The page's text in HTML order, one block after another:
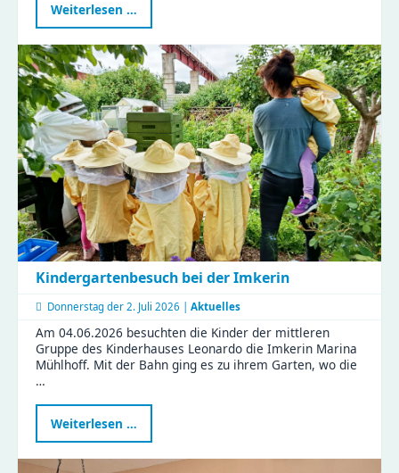
Weiterlesen …
zum
Anfassen
-
ein
Vormittag
voller
Aha-
Momente
Kindergartenbesuch bei der Imkerin
Donnerstag der 2. Juli 2026 | Aktuelles
Am 04.06.2026 besuchten die Kinder der mittleren
Gruppe des Kinderhauses Leonardo die Imkerin Marina
Mühlhoff. Mit der Bahn ging es zu ihrem Garten, wo die
…
Weiterlesen …
bei